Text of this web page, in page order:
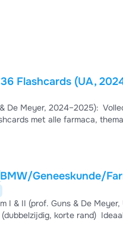
Flashcards (UA,
Volledige samenvatting van
met alle farmaca,
Biomedische
Geneeskunde/
& De Meyer, UA ).